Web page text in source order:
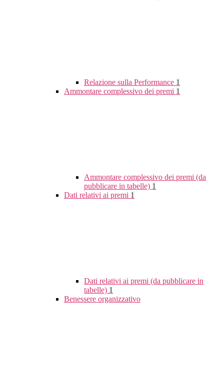
Relazione sulla Performance 1
Ammontare complessivo dei premi 1
Ammontare complessivo dei premi (da
pubblicare in tabelle) 1
Dati relativi ai premi 1
Dati relativi ai premi (da pubblicare in
tabelle) 1
Benessere organizzativo